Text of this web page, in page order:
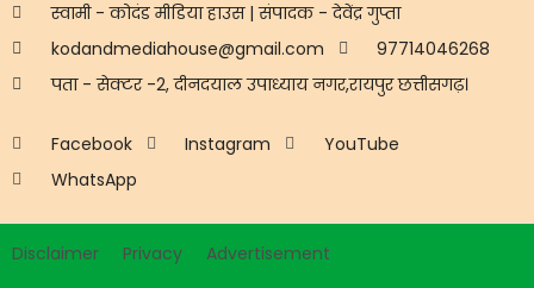
स्वामी - कोदंड मीडिया हाउस | संपादक - देवेंद्र गुप्ता
kodandmediahouse@gmail.com
97714046268
पता - सेक्टर -2, दीनदयाल उपाध्याय नगर,रायपुर छत्तीसगढ़।
Facebook Instagram
YouTube
WhatsApp
Disclaimer Privacy Advertisement